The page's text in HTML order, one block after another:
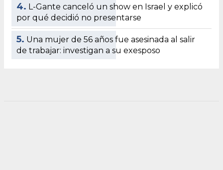
4. L-Gante canceló un show en Israel y explicó
por qué decidió no presentarse
5. Una mujer de 56 años fue asesinada al salir
de trabajar: investigan a su exesposo